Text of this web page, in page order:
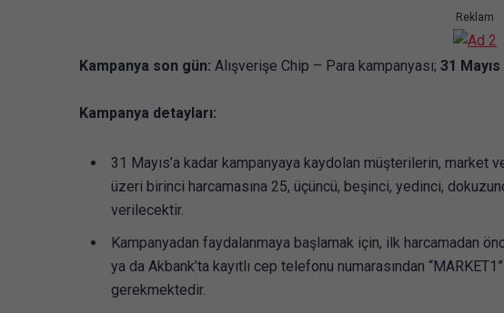
Reklam
Kampanya son gün: Alışverişe Chip – Para kampanyası; 31
Kampanya detayları:
31 Mayıs’a kadar kampanyaya kaydolan müşterilerin,
üzeri birinci harcamasına 25, üçüncü, beşinci, yedinci,
verilecektir.
Kampanyadan faydalanmaya başlamak için, ilk harcamadan
ya da Akbank’ta kayıtlı cep telefonu numarasından
gerekmektedir.